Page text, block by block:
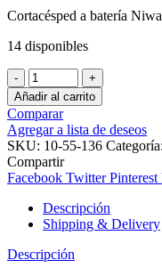
Cortacésped a batería
14 disponibles
CORTACÉSPED
BATERIA
NIWA
3EN1
1"
BCPW-
900
cantidad
Añadir al carrito
Comparar
Agregar a lista de deseos
SKU: 10-55-136 Categoría:
Compartir
Facebook Twitter Pinterest
Descripción
Shipping & Delivery
Descripción